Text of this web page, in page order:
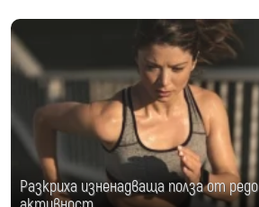
Разкриха изненадваща полза от